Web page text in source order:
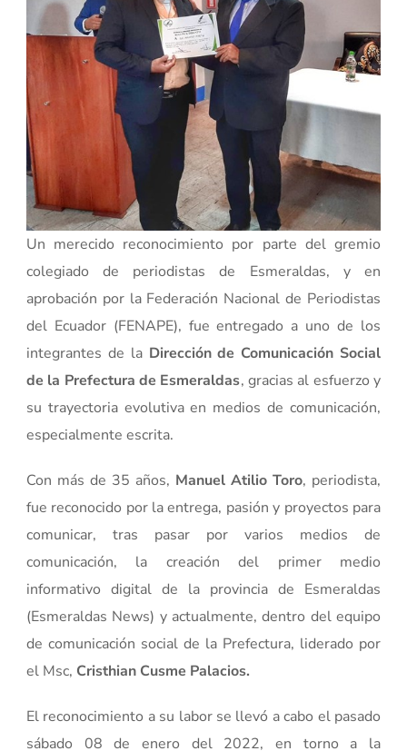
Un merecido reconocimiento por parte del gremio
colegiado de periodistas de Esmeraldas, y en
aprobación por la Federación Nacional de Periodistas
del Ecuador (FENAPE), fue entregado a uno de los
integrantes de la Dirección de Comunicación Social
de la Prefectura de Esmeraldas, gracias al esfuerzo y
su trayectoria evolutiva en medios de comunicación,
especialmente escrita.
Con más de 35 años, Manuel Atilio Toro, periodista,
fue reconocido por la entrega, pasión y proyectos para
comunicar, tras pasar por varios medios de
comunicación, la creación del primer medio
informativo digital de la provincia de Esmeraldas
(Esmeraldas News) y actualmente, dentro del equipo
de comunicación social de la Prefectura, liderado por
el Msc, Cristhian Cusme Palacios.
El reconocimiento a su labor se llevó a cabo el pasado
sábado 08 de enero del 2022, en torno a la